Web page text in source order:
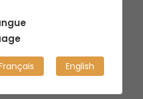
pas à me contacter
ou pour
de locataire
IKOAB, ce qui garantit
et sécurisé.
English